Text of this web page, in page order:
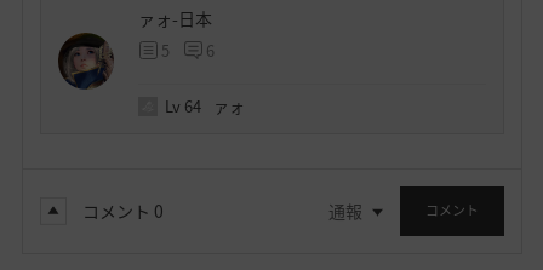
ァォ-日本
5 6
Lv 64 ァォ
コメント 0 通報 コメント